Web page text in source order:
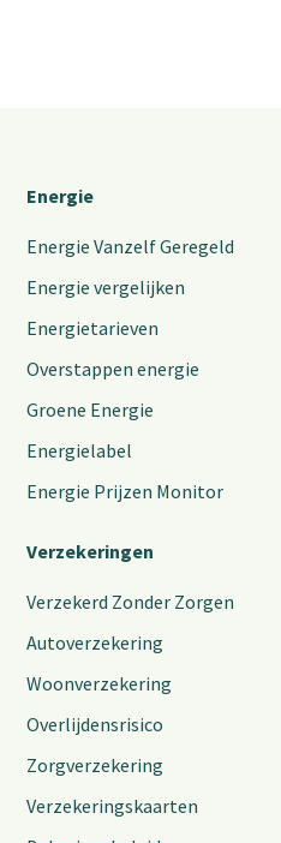
Energie
Energie Vanzelf Geregeld
Energie vergelijken
Energietarieven
Overstappen energie
Groene Energie
Energielabel
Energie Prijzen Monitor
Verzekeringen
Verzekerd Zonder Zorgen
Autoverzekering
Woonverzekering
Overlijdensrisico
Zorgverzekering
Verzekeringskaarten